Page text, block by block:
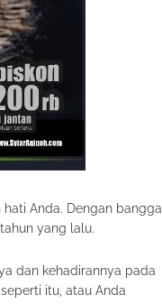
Anda. Dengan bangga
yang lalu.
dan kehadirannya pada
itu, atau Anda